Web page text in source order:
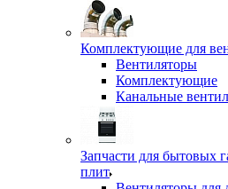
Комплектующие для
Вентиляторы
Комплектующие
Канальные
Запчасти для бытовых
плит